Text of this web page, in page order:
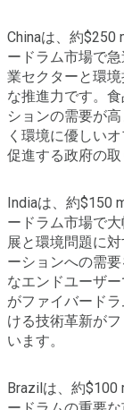
Chinaは、約$250
ードラム市場で
業セクターと環
な推進力です。
ションの需要が
く環境に優しい
促進する政府の取
Indiaは、約$150
ードラム市場で
展と環境問題に
ーションへの需
なエンドユーザ
がファイバード
ける技術革新が
います。
Brazilは、約$100